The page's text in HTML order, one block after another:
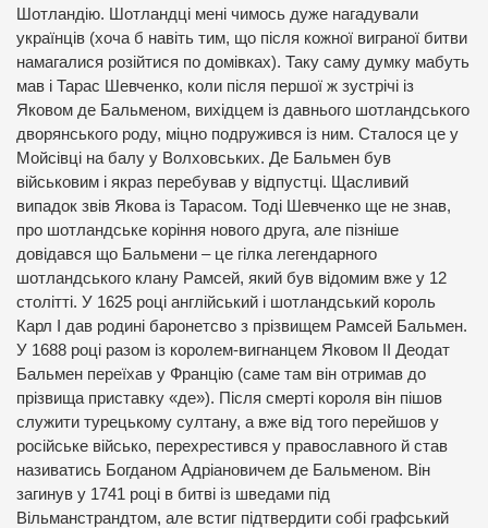
Шотландію. Шотландці мені чимось дуже нагадували
українців (хоча б навіть тим, що після кожної виграної битви
намагалися розійтися по домівках). Таку саму думку мабуть
мав і Тарас Шевченко, коли після першої ж зустрічі із
Яковом де Бальменом, вихідцем із давнього шотландського
дворянського роду, міцно подружився із ним. Сталося це у
Мойсівці на балу у Волховських. Де Бальмен був
військовим і якраз перебував у відпустці. Щасливий
випадок звів Якова із Тарасом. Тоді Шевченко ще не знав,
про шотландське коріння нового друга, але пізніше
довідався що Бальмени – це гілка легендарного
шотландського клану Рамсей, який був відомим вже у 12
столітті. У 1625 році англійський і шотландський король
Карл І дав родині баронетсво з прізвищем Рамсей Бальмен.
У 1688 році разом із королем-вигнанцем Яковом ІІ Деодат
Бальмен переїхав у Францію (саме там він отримав до
прізвища приставку «де»). Після смерті короля він пішов
служити турецькому султану, а вже від того перейшов у
російське військо, перехрестився у православного й став
називатись Богданом Адріановичем де Бальменом. Він
загинув у 1741 році в битві із шведами під
Вільманстрандтом, але встиг підтвердити собі графський